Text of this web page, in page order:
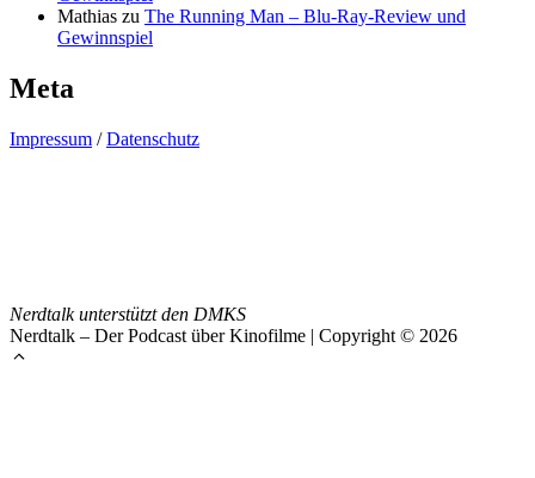
Mathias zu The Running Man – Blu-Ray-Review und
Gewinnspiel
Meta
Impressum /Datenschutz
Nerdtalk unterstützt den DMKS
Nerdtalk – Der Podcast über Kinofilme | Copyright © 2026